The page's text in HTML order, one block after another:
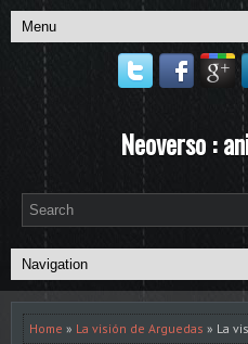
Neoverso :
Home » La visión de Arguedas » La